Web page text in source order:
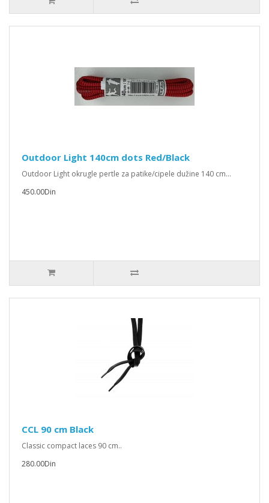
Outdoor Light 140cm dots Red/Black
Outdoor Light okrugle pertle za patike/cipele dužine 140 cm...
450.00Din
CCL 90 cm Black
Classic compact laces 90 cm..
280.00Din